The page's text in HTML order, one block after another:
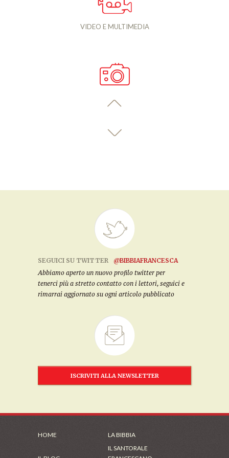
VIDEO E MULTIMEDIA
SEGUICI SU TWITTER
@BIBBIAFRANCESCA
Abbiamo aperto un nuovo profilo twitter per
tenerci più a stretto contatto con i lettori, seguici e
rimarrai aggiornato su ogni articolo pubblicato
ISCRIVITI ALLA NEWSLETTER
HOME LA BIBBIA
IL SANTORALE